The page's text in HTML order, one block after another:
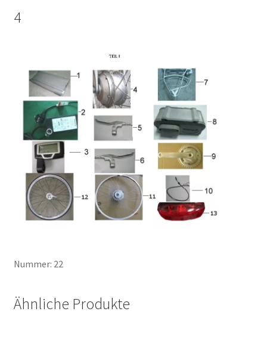
4
Nummer: 22
Ähnliche Produkte